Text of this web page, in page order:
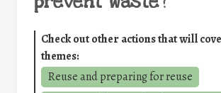
Check out other actions that will
themes:
Reuse and preparing for reuse